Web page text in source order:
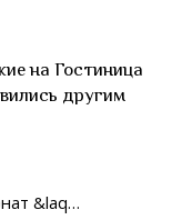
на Гостиница
другим
&laq…